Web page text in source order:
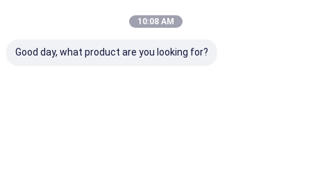
10:08 AM
Good day, what product are you looking for?